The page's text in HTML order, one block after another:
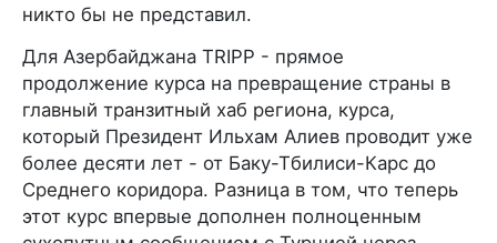
никто бы не представил.
Для Азербайджана TRIPP - прямое
продолжение курса на превращение страны в
главный транзитный хаб региона, курса,
который Президент Ильхам Алиев проводит уже
более десяти лет - от Баку-Тбилиси-Карс до
Среднего коридора. Разница в том, что теперь
этот курс впервые дополнен полноценным